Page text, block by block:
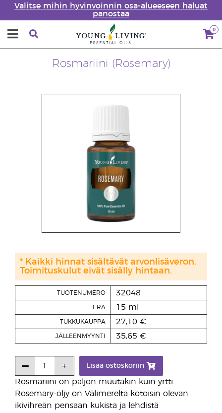
Valitse mihin hyvinvoinnin osa-alueeseen haluat
panostaa
0
Rosmariini (Rosemary)
Rosmariini on paljon muutakin kuin yrtti.
Rosemary-öljy on Välimereltä kotoisin olevan
ikivihreän pensaan kukista ja lehdistä
TUOTENUMERO 32048
ERÄ 15 ml
TUKKUKAUPPA 27,10 €
JÄLLEENMYYNTI 35,65 €
Lisää ostoskoriin
* Kaikki hinnat sisältävät arvonlisäveron.
Toimituskulut eivät sisälly hintaan.